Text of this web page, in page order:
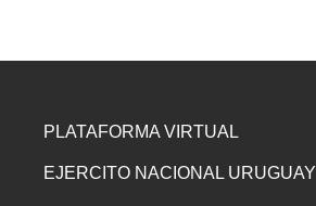
PLATAFORMA VIRTUAL
EJERCITO NACIONAL URUGUAY